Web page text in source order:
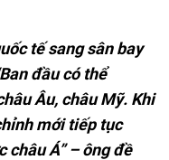
tế sang sân bay
đầu có thể
Âu, châu Mỹ. Khi
mới tiếp tục
châu Á” – ông đề